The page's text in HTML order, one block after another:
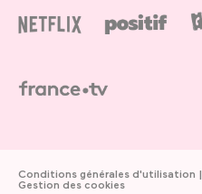
Conditions générales d'utilisation
Gestion des cookies